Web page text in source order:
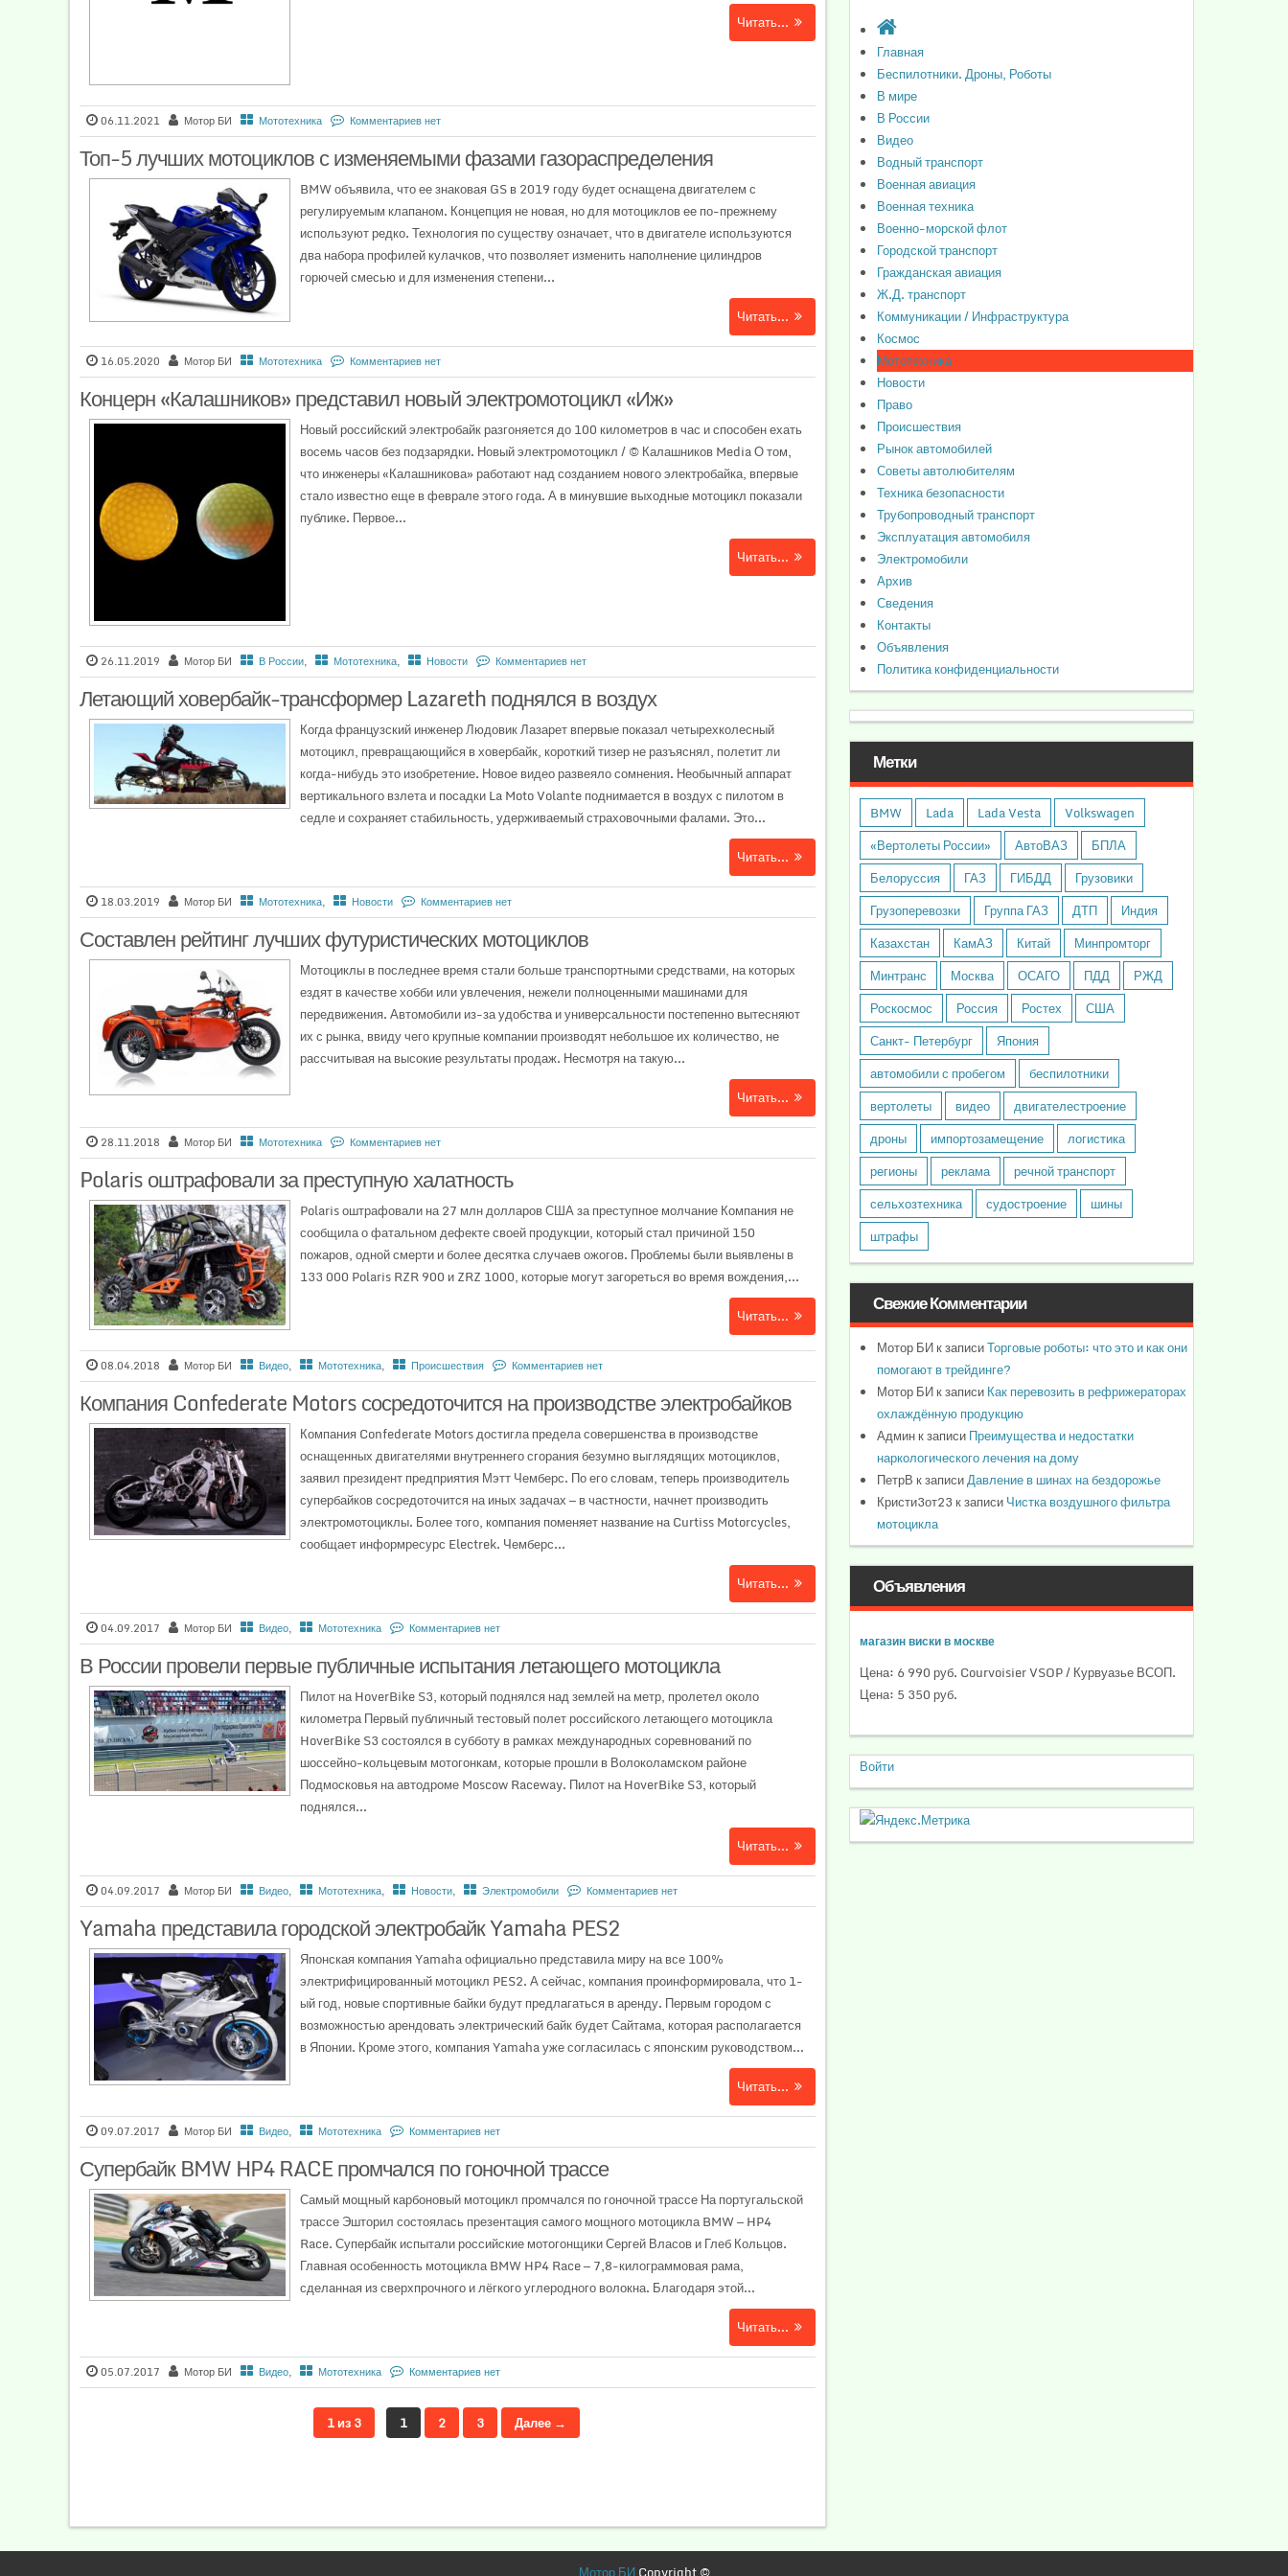
Читать...
06.11.2021 Мотор БИ Мототехника Комментариев нет
Топ-5 лучших мотоциклов с изменяемыми фазами газораспределения
BMW объявила, что ее знаковая GS в 2019 году будет оснащена двигателем с
регулируемым клапаном. Концепция не новая, но для мотоциклов ее по-прежнему
используют редко. Технология по существу означает, что в двигателе используются
два набора профилей кулачков, что позволяет изменить наполнение цилиндров
горючей смесью и для изменения степени...
Читать...
16.05.2020 Мотор БИ Мототехника Комментариев нет
Концерн «Калашников» представил новый электромотоцикл «Иж»
Новый российский электробайк разгоняется до 100 километров в час и способен ехать
восемь часов без подзарядки. Новый электромотоцикл / © Калашников Media О том,
что инженеры «Калашникова» работают над созданием нового электробайка, впервые
стало известно еще в феврале этого года. А в минувшие выходные мотоцикл показали
публике. Первое...
Читать...
26.11.2019 Мотор БИ В России, Мототехника, Новости Комментариев нет
Летающий ховербайк-трансформер Lazareth поднялся в воздух
Когда французский инженер Людовик Лазарет впервые показал четырехколесный
мотоцикл, превращающийся в ховербайк, короткий тизер не разъяснял, полетит ли
когда-нибудь это изобретение. Новое видео развеяло сомнения. Необычный аппарат
вертикального взлета и посадки La Moto Volante поднимается в воздух с пилотом в
седле и сохраняет стабильность, удерживаемый страховочными фалами. Это...
Читать...
18.03.2019 Мотор БИ Мототехника, Новости Комментариев нет
Составлен рейтинг лучших футуристических мотоциклов
Мотоциклы в последнее время стали больше транспортными средствами, на которых
ездят в качестве хобби или увлечения, нежели полноценными машинами для
передвижения. Автомобили из-за удобства и универсальности постепенно вытесняют
их с рынка, ввиду чего крупные компании производят небольшое их количество, не
рассчитывая на высокие результаты продаж. Несмотря на такую...
Читать...
28.11.2018 Мотор БИ Мототехника Комментариев нет
Polaris оштрафовали за преступную халатность
Polaris оштрафовали на 27 млн долларов США за преступное молчание Компания не
сообщила о фатальном дефекте своей продукции, который стал причиной 150
пожаров, одной смерти и более десятка случаев ожогов. Проблемы были выявлены в
133 000 Polaris RZR 900 и ZRZ 1000, которые могут загореться во время вождения,...
Читать...
08.04.2018 Мотор БИ Видео, Мототехника, Происшествия Комментариев нет
Компания Confederate Motors сосредоточится на производстве электробайков
Компания Confederate Motors достигла предела совершенства в производстве
оснащенных двигателями внутреннего сгорания безумно выглядящих мотоциклов,
заявил президент предприятия Мэтт Чемберс. По его словам, теперь производитель
супербайков сосредоточится на иных задачах — в частности, начнет производить
электромотоциклы. Более того, компания поменяет название на Curtiss Motorcycles,
сообщает информресурс Electrek. Чемберс...
Читать...
04.09.2017 Мотор БИ Видео, Мототехника Комментариев нет
В России провели первые публичные испытания летающего мотоцикла
Пилот на HoverBike S3, который поднялся над землей на метр, пролетел около
километра Первый публичный тестовый полет российского летающего мотоцикла
HoverBike S3 состоялся в субботу в рамках международных соревнований по
шоссейно-кольцевым мотогонкам, которые прошли в Волоколамском районе
Подмосковья на автодроме Moscow Raceway. Пилот на HoverBike S3, который
поднялся...
Читать...
04.09.2017 Мотор БИ Видео, Мототехника, Новости, Электромобили Комментариев нет
Yamaha представила городской электробайк Yamaha PES2
Японская компания Yamaha официально представила миру на все 100%
электрифицированный мотоцикл PES2. А сейчас, компания проинформировала, что 1-
ый год, новые спортивные байки будут предлагаться в аренду. Первым городом с
возможностью арендовать электрический байк будет Сайтама, которая располагается
в Японии. Кроме этого, компания Yamaha уже согласилась с японским руководством...
Читать...
09.07.2017 Мотор БИ Видео, Мототехника Комментариев нет
Супербайк BMW HP4 RACE промчался по гоночной трассе
Самый мощный карбоновый мотоцикл промчался по гоночной трассе На португальской
трассе Эшторил состоялась презентация самого мощного мотоцикла BMW — HP4
Race. Супербайк испытали российские мотогонщики Сергей Власов и Глеб Кольцов.
Главная особенность мотоцикла BMW HP4 Race — 7,8-килограммовая рама,
сделанная из сверхпрочного и лёгкого углеродного волокна. Благодаря этой...
Читать...
05.07.2017 Мотор БИ Видео, Мототехника Комментариев нет
1 из 3 1 2 3 Далее →
Главная
Беспилотники. Дроны, Роботы
В мире
В России
Видео
Водный транспорт
Военная авиация
Военная техника
Военно-морской флот
Городской транспорт
Гражданская авиация
Ж.Д. транспорт
Коммуникации / Инфраструктура
Космос
Мототехника
Новости
Право
Происшествия
Рынок автомобилей
Советы автолюбителям
Техника безопасности
Трубопроводный транспорт
Эксплуатация автомобиля
Электромобили
Архив
Сведения
Контакты
Объявления
Политика конфиденциальности
Метки
BMW Lada Lada Vesta
Volkswagen
«Вертолеты России»
АвтоВАЗ
БПЛА
Белоруссия
ГАЗ ГИБДД
Грузовики
Грузоперевозки
Группа ГАЗ ДТП
Индия
Казахстан
КамАЗ Китай
Минпромторг
Минтранс
Москва ОСАГО ПДД
РЖД
Роскосмос
Россия Ростех
США
Санкт- Петербург
Япония
автомобили с пробегом
беспилотники
вертолеты
видео
двигателестроение
дроны
импортозамещение
логистика
регионы
реклама
речной транспорт
сельхозтехника
судостроение
шины
штрафы
Свежие Комментарии
Мотор БИк записиТорговые роботы: что это и как они
помогают в трейдинге?
Мотор БИк записиКак перевозить в рефрижераторах
охлаждённую продукцию
Админк записиПреимущества и недостатки
наркологического лечения на дому
ПетрВ к записиДавление в шинах на бездорожье
Кристи3от23 к записиЧистка воздушного фильтра
мотоцикла
Объявления
магазин виски в москве
Цена: 6 990 руб. Courvoisier VSOP / Курвуазье ВСОП.
Цена: 5 350 руб.
Войти